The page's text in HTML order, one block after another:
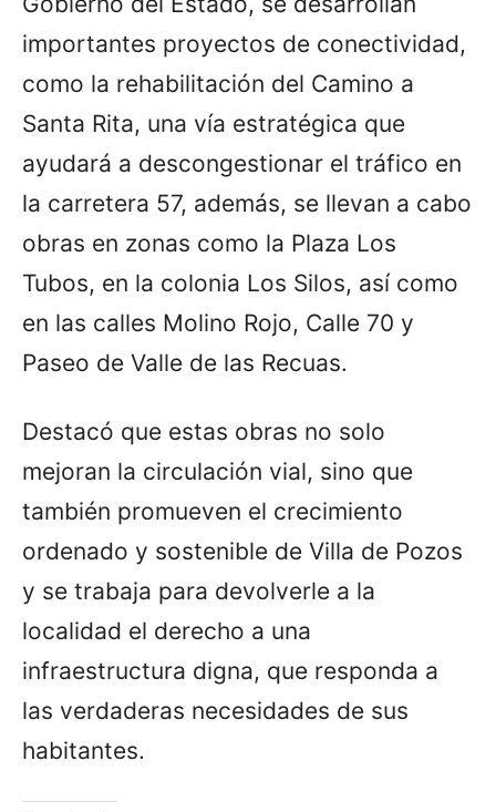
importantes proyectos de conectividad,
como la rehabilitación del Camino a
Santa Rita, una vía estratégica que
ayudará a descongestionar el tráfico en
la carretera 57, además, se llevan a cabo
obras en zonas como la Plaza Los
Tubos, en la colonia Los Silos, así como
en las calles Molino Rojo, Calle 70 y
Paseo de Valle de las Recuas.
Destacó que estas obras no solo
mejoran la circulación vial, sino que
también promueven el crecimiento
ordenado y sostenible de Villa de Pozos
y se trabaja para devolverle a la
localidad el derecho a una
infraestructura digna, que responda a
las verdaderas necesidades de sus
habitantes.